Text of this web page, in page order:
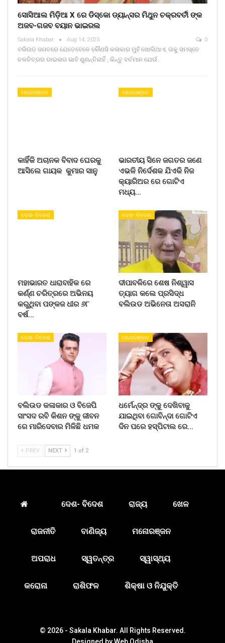
ସୋସିଆଲ ମିଡ଼ିଆ X ରେ ଡିସ୍କୋ ଡ୍ୟାନ୍ସର ମିଥୁନ ଚକ୍ରବର୍ତୀ ଙ୍କ
ଅଜବ-ଗଜବ ବୟାନ ଭାଇରଲ
Sakala Khabar Aug 14, 2025 0
ବଲିଉଡ ଜଗତରେ ଯେତେବେଳେ କୌଣସି କଳାକାର ମୁହଁ ଖୋଲିଥାଏ, ତାକୁ ସମସ୍ତେ
ଚଳଚିତ୍ରର ଡାଇଲଗ ଭାବି ଶୁଣନ୍ତିନାହିଁ , କିନ୍ତୁ ବର୍ତମାନ ଯେଉଁ…
ମନୋରଞ୍ଜନ
କାହିଁକି ଅଚାନକ ବିବାଦ ଘେରକୁ
ଆସିଲେ ଗାୟକ କୁମାର ସାନୁ
ମନୋରଞ୍ଜନ
ଭାରତୀୟ ସିନେ ଜଗତର ଜଣେ
ଏଭଳି ନିର୍ଦେଶକ ଯିଏକି ନିଜ
କ୍ୟାରିଅର ରେ ଗୋଟିଏ
ମଧ୍ୟ…
ଦେଶ- ବିଦେଶ
ମହାଭାରତ ଧାରାବାହିକ ରେ
କର୍ଣ୍ଣ ଚରିତ୍ରରେ ଅଭିନୟ
କରୁଥିବା ପଙ୍କଜ ଧୀର ୬୮
ବର୍ଷ…
ଦେଶ- ବିଦେଶ
ଦୀପାବଳିରେ ଶେଷ ନିଶ୍ୱାସ
ତ୍ୟାଗ କଲେ ପ୍ରସିଦ୍ଧ
ବଲିଉଡ ଅଭିନେତା ଅସରାନି
ଦେଶ- ବିଦେଶ
ବଲିଉଡ କଳାକାର ଓ ବିଜେପି
ସାଂସଦ ରବି କିଶନ ଙ୍କୁ ଜୀବନ
ରେ ମାରିଦେବାର ମିଳିଛି ଧମକ
ମନୋରଞ୍ଜନ
ଧର୍ମେନ୍ଦ୍ର ଙ୍କୁ ଦେଖିବାକୁ
ଯାଇଥିବା ଗୋବିନ୍ଦା ଗୋଟିଏ
ଦିନ ପରେ ହସ୍ପିଟାଲ ରେ…
PREV NEXT 1 of 2
ଦେଶ- ବିଦେଶ ରାଜ୍ୟ ଖେଳ
ରାଜନୀତି ବାଣିଜ୍ୟ ମନୋରଞ୍ଜନ
ଅପରାଧ ସ୍ୱତନ୍ତ୍ର ସ୍ୱାସ୍ଥ୍ୟ
କରୋନା ରାଶିଫଳ ଶିକ୍ଷା ଓ ନିଯୁକ୍ତି
© 2026 - Sakala Khabar. All Rights Reserved.